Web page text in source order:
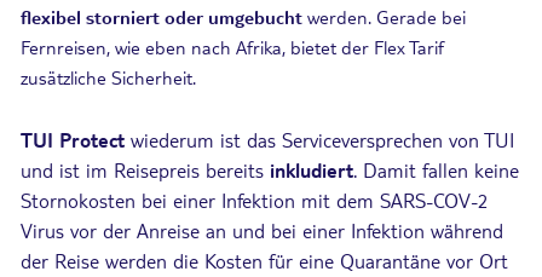
flexibel storniert oder umgebucht werden. Gerade bei
Fernreisen, wie eben nach Afrika, bietet der Flex Tarif
zusätzliche Sicherheit.
TUI Protect wiederum ist das Serviceversprechen von TUI
und ist im Reisepreis bereits inkludiert. Damit fallen keine
Stornokosten bei einer Infektion mit dem SARS-COV-2
Virus vor der Anreise an und bei einer Infektion während
der Reise werden die Kosten für eine Quarantäne vor Ort